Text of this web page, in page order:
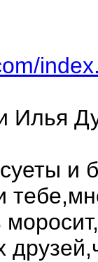
Илья
и